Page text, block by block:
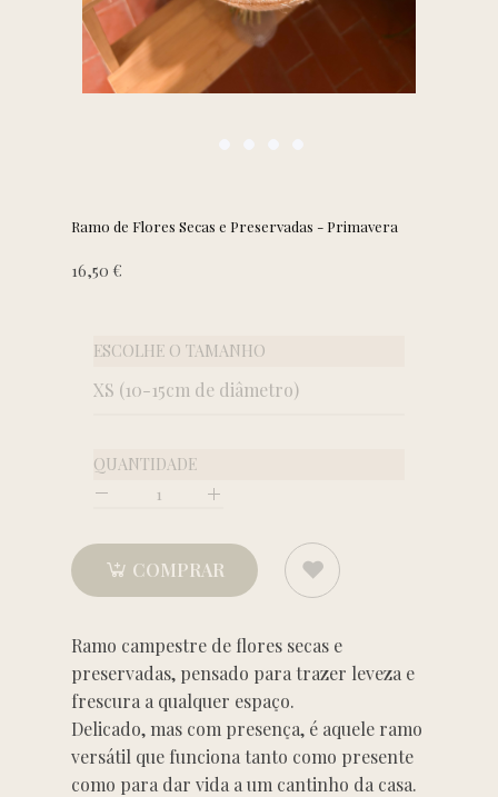
Ramo de Flores Secas e Preservadas - Primavera
16,50 €
Quantidade
ESCOLHE O TAMANHO
XS (10-15cm de diâmetro)
QUANTIDADE
COMPRAR
Ramo campestre de flores secas e
preservadas, pensado para trazer leveza e
frescura a qualquer espaço.
Delicado, mas com presença, é aquele ramo
versátil que funciona tanto como presente
como para dar vida a um cantinho da casa.